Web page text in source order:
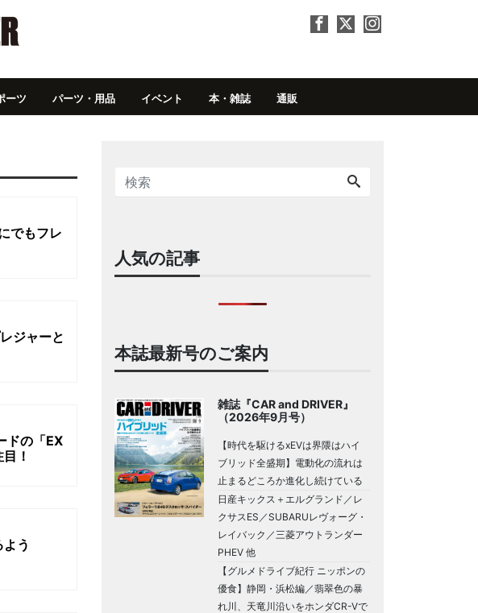
ーツ パーツ・用品 イベント 本・雑誌 通販
でもフレ
ジャーと
ドの「EX
！
う
人気の記事
本誌最新号のご案内
雑誌『CAR and DRIVER』
（2026年9月号）
【時代を駆けるxEVは界隈はハイ
ブリッド全盛期】電動化の流れは
止まるどころか進化し続けている
日産キックス＋エルグランド／レ
クサスES／SUBARUレヴォーグ・
レイバック／三菱アウトランダー
PHEV 他
【グルメドライブ紀行 ニッポンの
優食】静岡・浜松編／翡翠色の暴
れ川、天竜川沿いをホンダCR-Vで